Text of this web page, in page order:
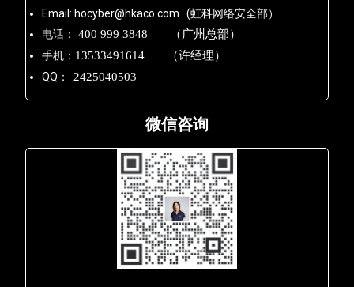
Email: hocyber@hkaco.com (虹科网络安全部）
电话：
400 999 3848 （广州总部）
手机： 13533491614 （许经理）
QQ： 2425040503
微信咨询